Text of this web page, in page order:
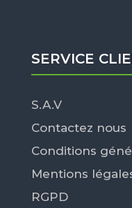
SERVICE
S.A.V
Contactez nous
Conditions
Mentions
RGPD